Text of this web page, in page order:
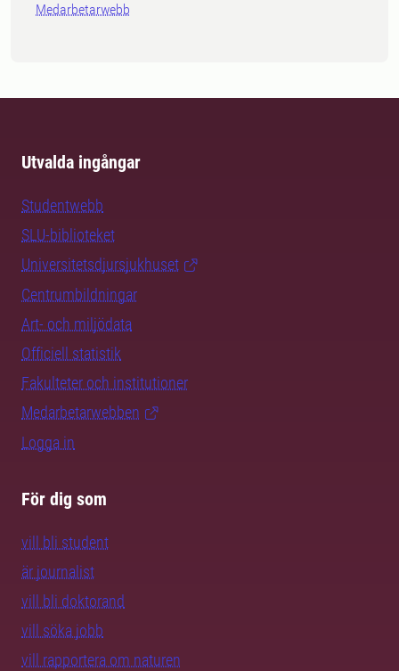
Medarbetarwebb
Utvalda ingångar
Studentwebb
SLU-biblioteket
Universitetsdjursjukhuset
Centrumbildningar
Art- och miljödata
Officiell statistik
Fakulteter och institutioner
Medarbetarwebben
Logga in
För dig som
vill bli student
är journalist
vill bli doktorand
vill söka jobb
vill rapportera om naturen